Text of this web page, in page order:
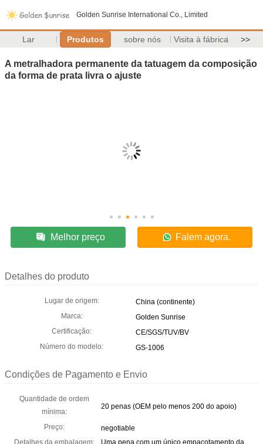
Golden Sunrise International Co., Limited
Lar Produtos sobre nós Visita à fábrica >>
A metralhadora permanente da tatuagem da composição
da forma de prata livra o ajuste
Melhor preço Falem agora.
Detalhes do produto
Lugar de origem:
China (continente)
Marca:
Golden Sunrise
Certificação:
CE/SGS/TUV/BV
Número do modelo:
GS-1006
Condições de Pagamento e Envio
Quantidade de ordem
mínima:
20 penas (OEM pelo menos 200 do apoio)
Preço:
negotiable
Detalhes da embalagem:
Uma pena com um único empacotamento da